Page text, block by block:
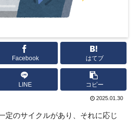
Facebook はてブ
LINE コピー
2025.01.30
定のサイクルがあり、それに応じ